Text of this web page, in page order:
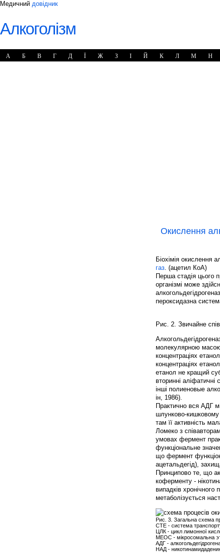
Медичний довідник
Алкоголізм
А Б В Г Д Ї Ж З І Й К Л М Н
Окислення
Біохімія
газ. (ацетил КоА)
Перша стадія цього
організмі може
пероксидазна
Рис. 2. Звичайне
молекулярною
концентраціях
концентраціях
етанол не кращий
вторинні аліфатичні
інші полиеновые
ін, 1986).
Практично вся АДГ
шлунково-кишковому
там її активність
Ломеко з
умовах фермент
функціональне
що фермент
ацетальдегід),
Принципово те, що
коферменту -
випадків
метаболізується
Рис. 3. Загальна схема
СТЕ - система
ЦЛК - цикл лимонної
МЕОС - мікросомальна
АДГ -
НАД -